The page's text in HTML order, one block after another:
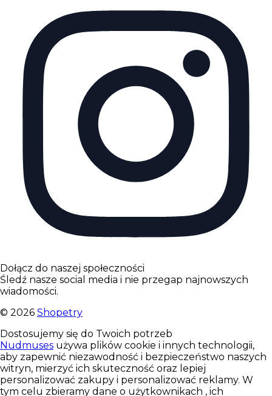
Dołącz do naszej społeczności
Śledź nasze social media i nie przegap najnowszych
wiadomości.
© 2026 Shopetry
Dostosujemy się do Twoich potrzeb
Nudmuses używa plików cookie i innych technologii,
aby zapewnić niezawodność i bezpieczeństwo naszych
witryn, mierzyć ich skuteczność oraz lepiej
personalizować zakupy i personalizować reklamy. W
tym celu zbieramy dane o użytkownikach , ich